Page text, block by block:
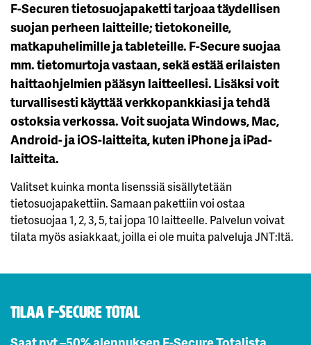
F-Securen tietosuojapaketti tarjoaa täydellisen
suojan perheen laitteille; tietokoneille,
matkapuhelimille ja tableteille. F-Secure suojaa
mm. tietomurtoja vastaan, sekä estää erilaisten
haittaohjelmien pääsyn laitteellesi. Lisäksi voit
turvallisesti käyttää verkkopankkiasi ja tehdä
ostoksia verkossa. Voit suojata Windows, Mac,
Android- ja iOS-laitteita, kuten iPhone ja iPad-
laitteita.
Valitset kuinka monta lisenssiä sisällytetään
tietosuojapakettiin. Samaan pakettiin voi ostaa
tietosuojaa 1, 2, 3, 5, tai jopa 10 laitteelle. Palvelun voivat
tilata myös asiakkaat, joilla ei ole muita palveluja JNT:ltä.
Tilaa F-Secure TOTAL